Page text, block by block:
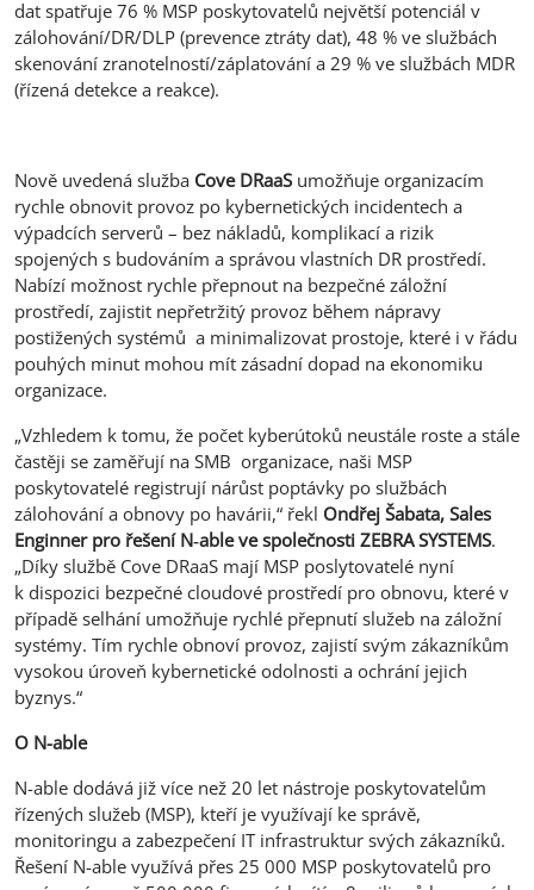
dat spatřuje 76 % MSP poskytovatelů největší potenciál v
zálohování/DR/DLP (prevence ztráty dat), 48 % ve službách
skenování zranotelností/záplatování a 29 % ve službách MDR
(řízená detekce a reakce).
Nově uvedená služba Cove DRaaS umožňuje organizacím
rychle obnovit provoz po kybernetických incidentech a
výpadcích serverů – bez nákladů, komplikací a rizik
spojených s budováním a správou vlastních DR prostředí.
Nabízí možnost rychle přepnout na bezpečné záložní
prostředí, zajistit nepřetržitý provoz během nápravy
postižených systémů a minimalizovat prostoje, které i v řádu
pouhých minut mohou mít zásadní dopad na ekonomiku
organizace.
„Vzhledem k tomu, že počet kyberútoků neustále roste a stále
častěji se zaměřují na SMB organizace, naši MSP
poskytovatelé registrují nárůst poptávky po službách
zálohování a obnovy po havárii,“ řekl Ondřej Šabata, Sales
Enginner pro řešení N‑able ve společnosti ZEBRA SYSTEMS.
„Díky službě Cove DRaaS mají MSP poslytovatelé nyní
k dispozici bezpečné cloudové prostředí pro obnovu, které v
případě selhání umožňuje rychlé přepnutí služeb na záložní
systémy. Tím rychle obnoví provoz, zajistí svým zákazníkům
vysokou úroveň kybernetické odolnosti a ochrání jejich
byznys.“
O N-able
N-able dodává již více než 20 let nástroje poskytovatelům
řízených služeb (MSP), kteří je využívají ke správě,
monitoringu a zabezpečení IT infrastruktur svých zákazníků.
Řešení N-able využívá přes 25 000 MSP poskytovatelů pro